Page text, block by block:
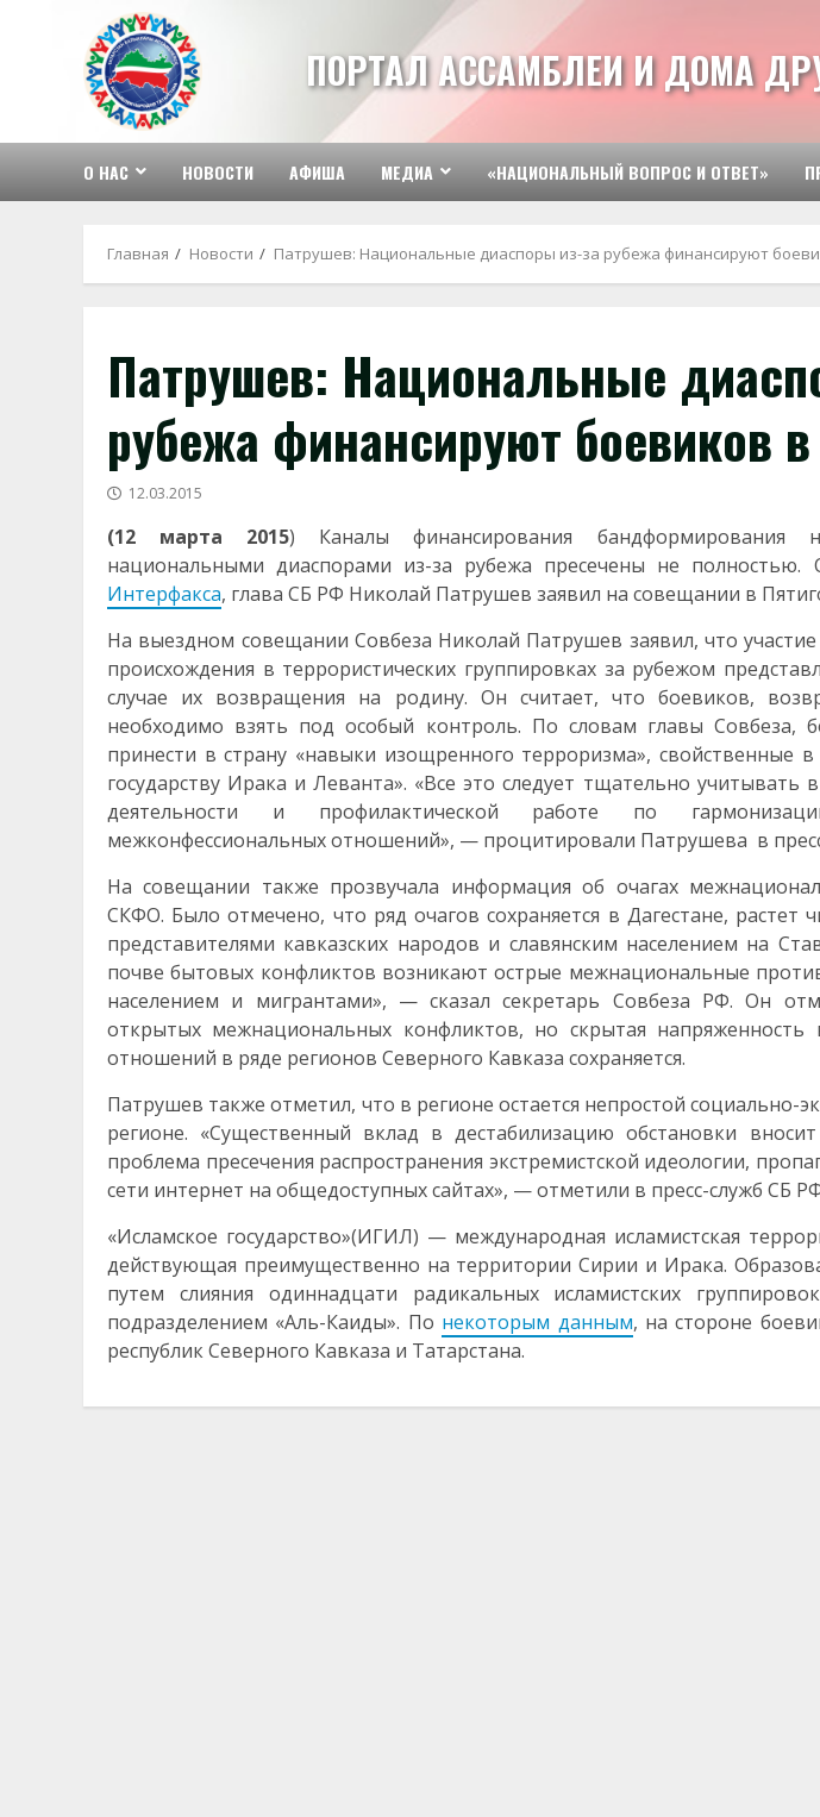
содержимому
ПОРТАЛ АССАМБЛЕИ И ДОМА
О НАС НОВОСТИ АФИША МЕДИА «НАЦИОНАЛЬНЫЙ ВОПРОС И ОТВЕТ»
Главная Новости Патрушев: Национальные диаспоры из-за рубежа финансируют
Патрушев: Национальные
рубежа финансируют боевиков
12.03.2015
(12 марта 2015) Каналы финансирования бандформирования
национальными диаспорами из-за рубежа пресечены не полностью.
Интерфакса, глава СБ РФ Николай Патрушев заявил на совещании в
На выездном совещании Совбеза Николай Патрушев заявил, что
происхождения в террористических группировках за рубежом
случае их возвращения на родину. Он считает, что боевиков,
необходимо взять под особый контроль. По словам главы Совбеза,
принести в страну «навыки изощренного терроризма», свойственные
государству Ирака и Леванта». «Все это следует тщательно учитывать
деятельности и профилактической работе по
межконфессиональных отношений», — процитировали Патрушева в
На совещании также прозвучала информация об очагах
СКФО. Было отмечено, что ряд очагов сохраняется в Дагестане, растет
представителями кавказских народов и славянским населением на
почве бытовых конфликтов возникают острые межнациональные
населением и мигрантами», — сказал секретарь Совбеза РФ. Он
открытых межнациональных конфликтов, но скрытая напряженность
отношений в ряде регионов Северного Кавказа сохраняется.
Патрушев также отметил, что в регионе остается непростой социально-
регионе. «Существенный вклад в дестабилизацию обстановки
проблема пресечения распространения экстремистской идеологии,
сети интернет на общедоступных сайтах», — отметили в пресс-служб СБ
«Исламское государство»(ИГИЛ) — международная исламистская
действующая преимущественно на территории Сирии и Ирака.
путем слияния одиннадцати радикальных исламистских
подразделением «Аль-Каиды». По некоторым данным, на стороне
республик Северного Кавказа и Татарстана.